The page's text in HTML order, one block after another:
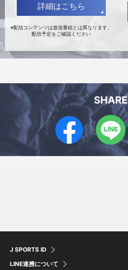
詳細はこちら
※配信コンテンツは放送番組とは異なります。
配信予定をご確認ください
SHARE
J SPORTS ID
LINE連携について